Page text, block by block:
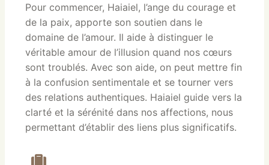
Pour commencer, Haiaiel, l’ange du courage et
de la paix, apporte son soutien dans le
domaine de l’amour. Il aide à distinguer le
véritable amour de l’illusion quand nos cœurs
sont troublés. Avec son aide, on peut mettre fin
à la confusion sentimentale et se tourner vers
des relations authentiques. Haiaiel guide vers la
clarté et la sérénité dans nos affections, nous
permettant d’établir des liens plus significatifs.